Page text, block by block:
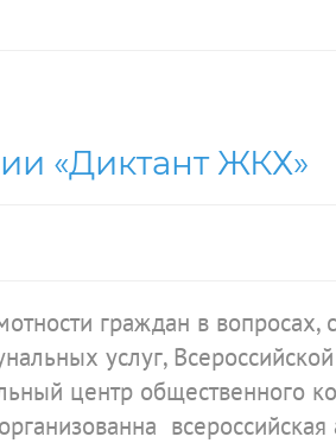
«Диктант ЖКХ»
граждан в вопросах,
услуг,
центр общественного